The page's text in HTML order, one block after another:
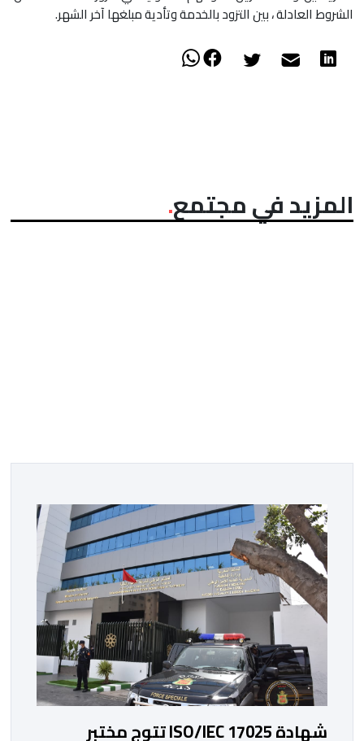
الشروط العادلة ، بين التزود بالخدمة وتأدية مبلغها آخر الشهر.
المزيد في مجتمع
شهادة ISO/IEC 17025 تتوج مختبر